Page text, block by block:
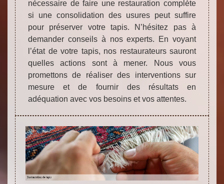
nécessaire de faire une restauration complète
si une consolidation des usures peut suffire
pour préserver votre tapis. N’hésitez pas à
demander conseils à nos experts. En voyant
l’état de votre tapis, nos restaurateurs sauront
quelles actions sont à mener. Nous vous
promettons de réaliser des interventions sur
mesure et de fournir des résultats en
adéquation avec vos besoins et vos attentes.